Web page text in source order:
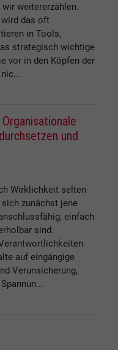
weitererzählen.
wird das oft
in Tools,
strategisch wichtige
vor in den Köpfen der
und
Wirklichkeit selten
zunächst jene
einfach
sind.
auf eingängige
Verunsicherung,